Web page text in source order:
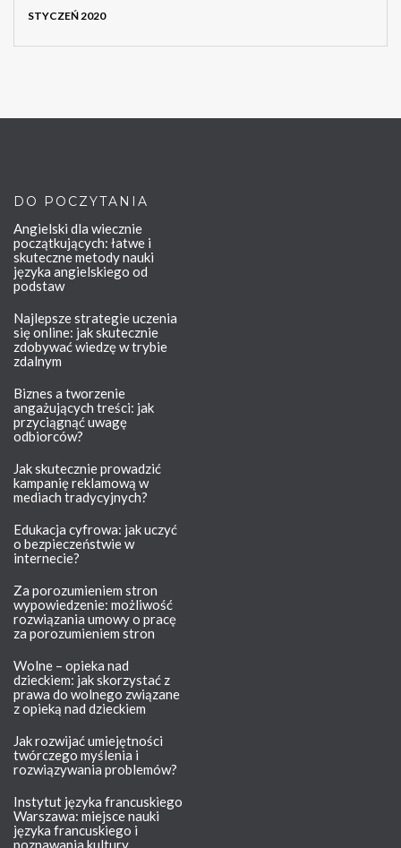
STYCZEŃ 2020
DO POCZYTANIA
Angielski dla wiecznie
początkujących: łatwe i
skuteczne metody nauki
języka angielskiego od
podstaw
Najlepsze strategie uczenia
się online: jak skutecznie
zdobywać wiedzę w trybie
zdalnym
Biznes a tworzenie
angażujących treści: jak
przyciągnąć uwagę
odbiorców?
Jak skutecznie prowadzić
kampanię reklamową w
mediach tradycyjnych?
Edukacja cyfrowa: jak uczyć
o bezpieczeństwie w
internecie?
Za porozumieniem stron
wypowiedzenie: możliwość
rozwiązania umowy o pracę
za porozumieniem stron
Wolne – opieka nad
dzieckiem: jak skorzystać z
prawa do wolnego związane
z opieką nad dzieckiem
Jak rozwijać umiejętności
twórczego myślenia i
rozwiązywania problemów?
Instytut języka francuskiego
Warszawa: miejsce nauki
języka francuskiego i
poznawania kultury